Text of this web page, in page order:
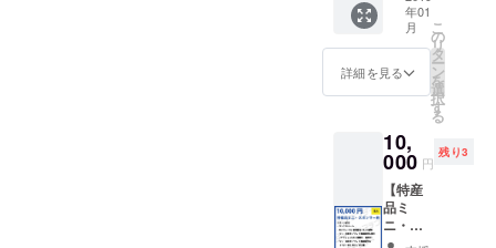
ます。
（FB投
我々も
コメン
げま
す）
【注意
事項】
・こち
らは協
発者交
流会）
・都内
の沖縄
て、沖
縄を感
じる飲
み会参
加権
（板橋
に掲載
・「ア
テン
ダー支
プ」FB
グルー
プ招待
・開発
チーム
のオリ
・グッ
ズ（ロ
ゴス
テッ
カー、
超クリ
イル）
・PR動
画のエ
ンド
ロール
に掲載
年01
月
詳細を見る
こ
の
リ
タ
ー
ン
を
選
択
す
る
10,
000 円
残り3
【特産
品ミ
ニ・ス
ポン